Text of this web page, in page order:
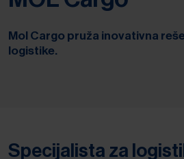
Mol Cargo pruža inovativna
logistike.
Specijalista za